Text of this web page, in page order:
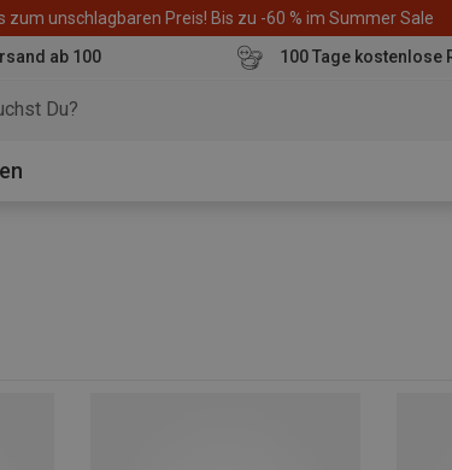
zum unschlagbaren Preis! Bis zu -60 % im Summer Sale
ab 100
100 Tage kostenlose